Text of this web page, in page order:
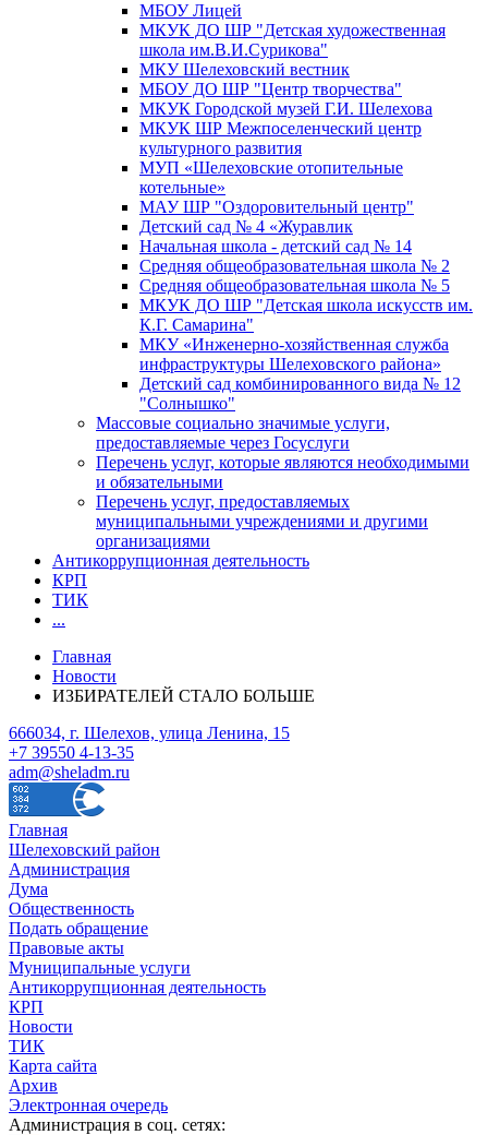
МБОУ Лицей
МКУК ДО ШР "Детская художественная
школа им.В.И.Сурикова"
МКУ Шелеховский вестник
МБОУ ДО ШР "Центр творчества"
МКУК Городской музей Г.И. Шелехова
МКУК ШР Межпоселенческий центр
культурного развития
МУП «Шелеховские отопительные
котельные»
МАУ ШР "Оздоровительный центр"
Детский сад № 4 «Журавлик
Начальная школа - детский сад № 14
Средняя общеобразовательная школа № 2
Средняя общеобразовательная школа № 5
МКУК ДО ШР "Детская школа искусств им.
К.Г. Самарина"
МКУ «Инженерно-хозяйственная служба
инфраструктуры Шелеховского района»
Детский сад комбинированного вида № 12
"Солнышко"
Массовые социально значимые услуги,
предоставляемые через Госуслуги
Перечень услуг, которые являются необходимыми
и обязательными
Перечень услуг, предоставляемых
муниципальными учреждениями и другими
организациями
Антикоррупционная деятельность
КРП
ТИК
...
Главная
Новости
ИЗБИРАТЕЛЕЙ СТАЛО БОЛЬШЕ
666034, г. Шелехов, улица Ленина, 15
+7 39550 4-13-35
adm@sheladm.ru
Главная
Шелеховский район
Администрация
Дума
Общественность
Подать обращение
Правовые акты
Муниципальные услуги
Антикоррупционная деятельность
КРП
Новости
ТИК
Карта сайта
Архив
Электронная очередь
Администрация в соц. сетях: